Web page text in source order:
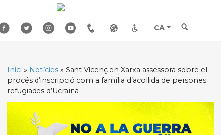
content
CA
Inici » Notícies » Sant Vicenç en Xarxa assessora sobre el
procés d’inscripció com a família d’acollida de persones
refugiades d’Ucraïna